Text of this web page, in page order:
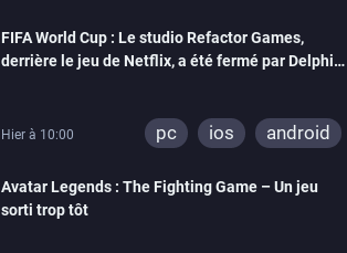
FIFA World Cup : Le studio Refactor Games,
derrière le jeu de Netflix, a été fermé par Delphi
Hier à 10:00 pc ios android
Avatar Legends : The Fighting Game – Un jeu
sorti trop tôt